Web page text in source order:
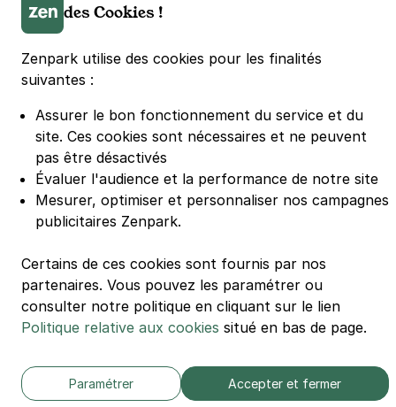
Parking Euralille
Parking Casino Barrière Lille
consommation de 20%
#SeDéplacerMoinsPolluer
© Zenpark 2012 - 2026 - Tous droits réservés - Fabriqué avec soin à
Rennes et Paris
des Cookies !
Zenpark utilise des cookies pour les finalités
suivantes :
Assurer le bon fonctionnement du service et du
site. Ces cookies sont nécessaires et ne peuvent
pas être désactivés
Évaluer l'audience et la performance de notre site
Mesurer, optimiser et personnaliser nos campagnes
publicitaires Zenpark.
Certains de ces cookies sont fournis par nos
partenaires. Vous pouvez les paramétrer ou
consulter notre politique en cliquant sur le lien
Politique relative aux cookies situé en bas de page.
Paramétrer Accepter et fermer